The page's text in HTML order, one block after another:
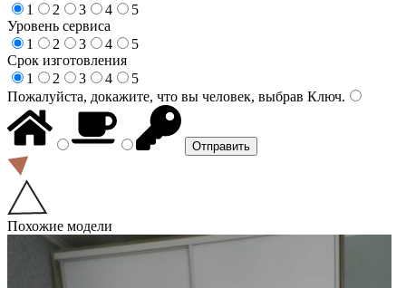
1
2 3 4
5
Уровень сервиса
1
2 3 4
5
Срок изготовления
1
2 3 4
5
Пожалуйста, докажите, что вы человек, выбрав Ключ.
Похожие модели